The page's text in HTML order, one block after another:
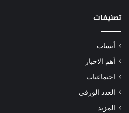
تصنيفات
أنساب
أهم الاخبار
اجتماعيات
العدد الورقى
المزيد